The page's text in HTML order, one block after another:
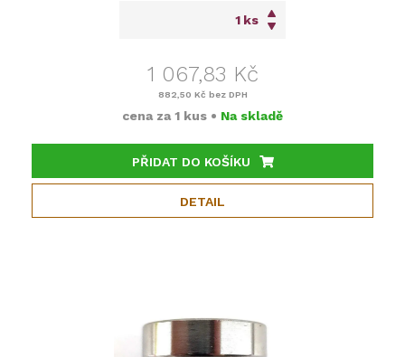
ks
1 067,83 Kč
882,50 Kč bez DPH
cena za 1 kus • Na skladě
PŘIDAT DO KOŠÍKU
DETAIL